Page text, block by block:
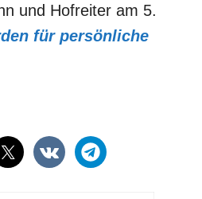
und Hofreiter am 5.
für persönliche